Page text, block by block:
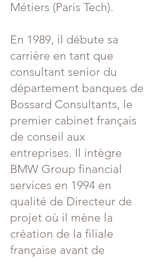
Métiers (Paris Tech).
En 1989, il débute sa
carrière en tant que
consultant senior du
département banques de
Bossard Consultants, le
premier cabinet français
de conseil aux
entreprises. Il intègre
BMW Group financial
services en 1994 en
qualité de Directeur de
projet où il mène la
création de la filiale
française avant de